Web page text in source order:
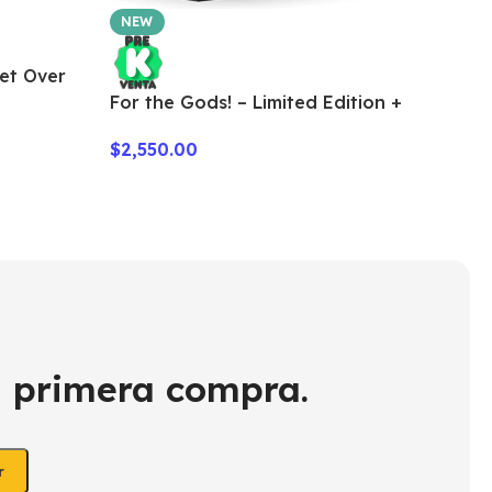
Over
NEW
For the Gods! – Limited Edition +
$2,550.00
primera compra.